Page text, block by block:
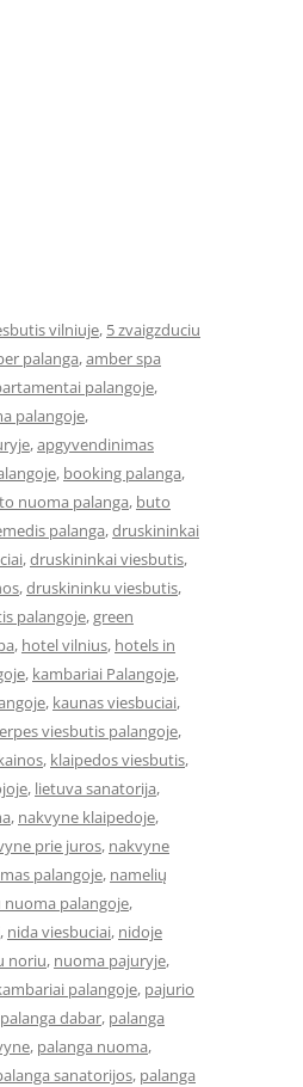
vilniuje, 5 zvaigzduciu
palanga,amber spa
palangoje,
palangoje,
,apgyvendinimas
, booking palanga,
nuoma palanga, buto
palanga,druskininkai
,druskininkai viesbutis,
,druskininku viesbutis,
palangoje,green
, hotel vilnius, hotels in
, kambariai Palangoje,
, kaunas viesbuciai,
viesbutis palangoje,
, klaipedos viesbutis,
, lietuva sanatorija,
, nakvyne klaipedoje,
prie juros, nakvyne
palangoje, namelių
nuoma palangoje,
, nida viesbuciai, nidoje
noriu, nuoma pajuryje,
palangoje, pajurio
palanga dabar, palanga
, palanga nuoma,
sanatorijos, palanga